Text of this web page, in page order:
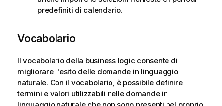
predefiniti di calendario.
Vocabolario
Il vocabolario della business logic consente di
migliorare l'esito delle domande in linguaggio
naturale. Con il vocabolario, è possibile definire
termini e valori utilizzabili nelle domande in
linguaggio naturale che non sono presenti nel proprio